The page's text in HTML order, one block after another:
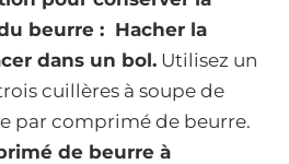
beurre : Hacher la
dans un bol. Utilisez un
cuillères à soupe de
par comprimé de beurre.
de beurre à